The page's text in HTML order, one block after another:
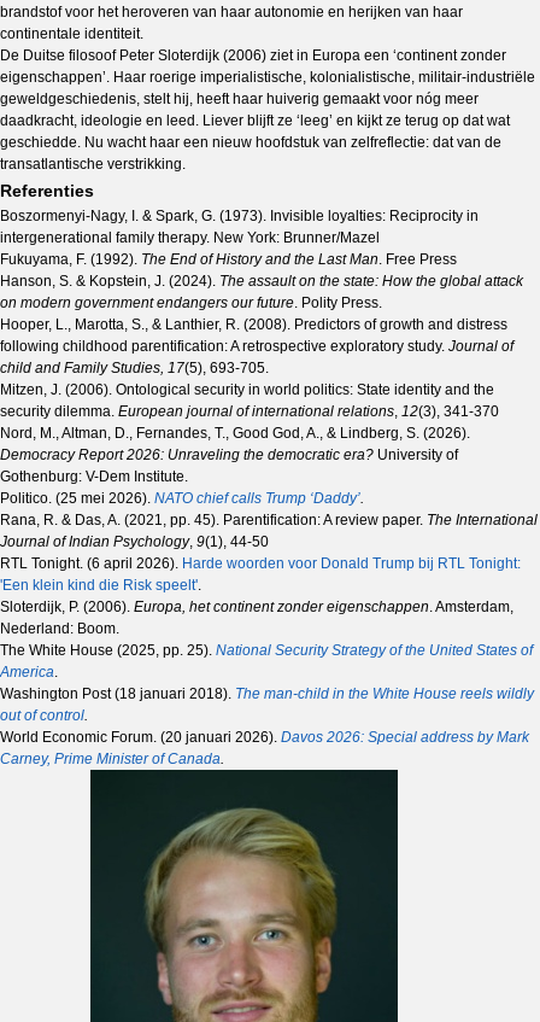
brandstof voor het heroveren van haar autonomie en herijken van haar
continentale identiteit.
De Duitse filosoof Peter Sloterdijk (2006) ziet in Europa een ‘continent zonder
eigenschappen’. Haar roerige imperialistische, kolonialistische, militair-industriële
geweldgeschiedenis, stelt hij, heeft haar huiverig gemaakt voor nóg meer
daadkracht, ideologie en leed. Liever blijft ze ‘leeg’ en kijkt ze terug op dat wat
geschiedde. Nu wacht haar een nieuw hoofdstuk van zelfreflectie: dat van de
transatlantische verstrikking.
Referenties
Boszormenyi-Nagy, I. & Spark, G. (1973). Invisible loyalties: Reciprocity in
intergenerational family therapy. New York: Brunner/Mazel
Fukuyama, F. (1992). The End of History and the Last Man. Free Press
Hanson, S. & Kopstein, J. (2024). The assault on the state: How the global attack
on modern government endangers our future. Polity Press.
Hooper, L., Marotta, S., & Lanthier, R. (2008). Predictors of growth and distress
following childhood parentification: A retrospective exploratory study. Journal of
child and Family Studies, 17(5), 693-705.
Mitzen, J. (2006). Ontological security in world politics: State identity and the
security dilemma. European journal of international relations, 12(3), 341-370
Nord, M., Altman, D., Fernandes, T., Good God, A., & Lindberg, S. (2026).
Democracy Report 2026: Unraveling the democratic era? University of
Gothenburg: V-Dem Institute.
Politico. (25 mei 2026). NATO chief calls Trump ‘Daddy’.
Rana, R. & Das, A. (2021, pp. 45). Parentification: A review paper. The International
Journal of Indian Psychology, 9(1), 44-50
RTL Tonight. (6 april 2026). Harde woorden voor Donald Trump bij RTL Tonight:
'Een klein kind die Risk speelt'.
Sloterdijk, P. (2006). Europa, het continent zonder eigenschappen. Amsterdam,
Nederland: Boom.
The White House (2025, pp. 25). National Security Strategy of the United States of
America.
Washington Post (18 januari 2018). The man-child in the White House reels wildly
out of control.
World Economic Forum. (20 januari 2026). Davos 2026: Special address by Mark
Carney, Prime Minister of Canada.